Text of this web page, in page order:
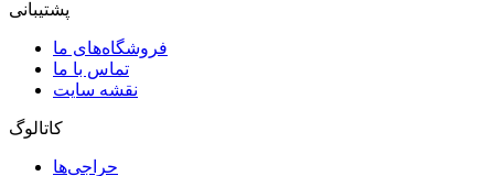
پشتیبانی
فروشگاه‌های ما
تماس با ما
نقشه سایت
کاتالوگ
حراجی‌ها